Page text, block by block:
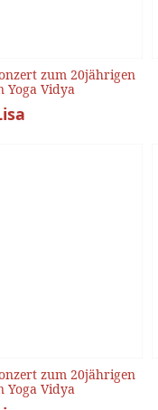
zum 20jährigen
Yoga Vidya
zum 20jährigen
Yoga Vidya